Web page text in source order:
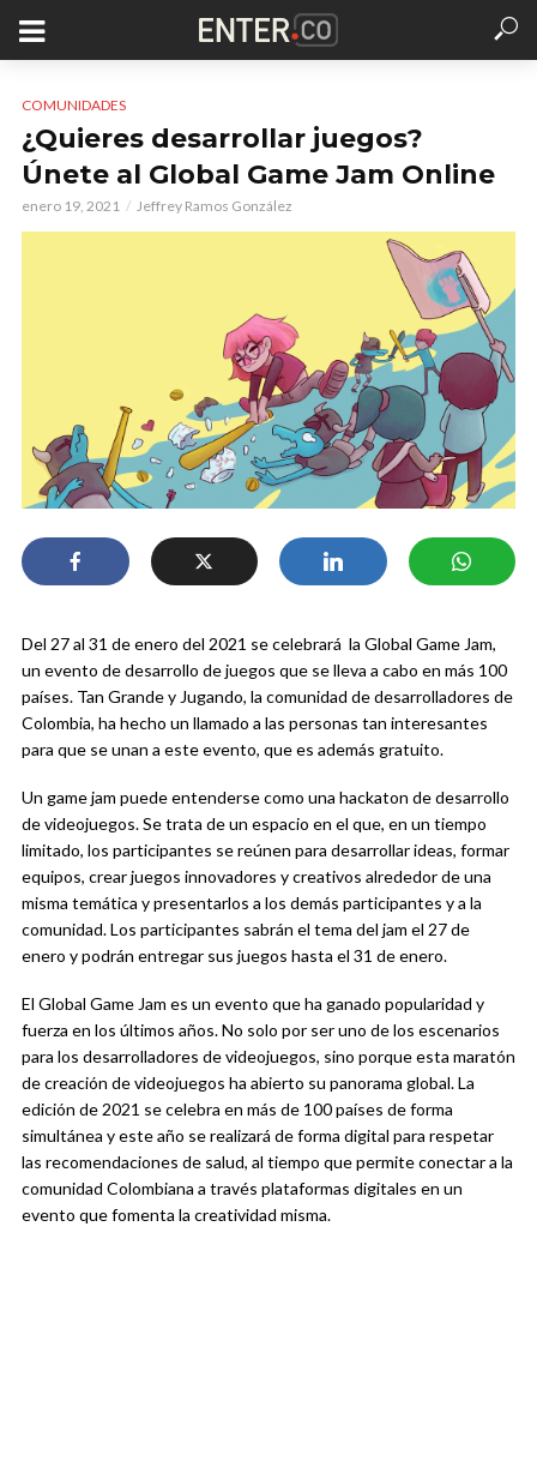
COMUNIDADES
¿Quieres desarrollar juegos?
Únete al Global Game Jam Online
enero 19, 2021 Jeffrey Ramos González
Del 27 al 31 de enero del 2021 se celebrará la Global Game Jam,
un evento de desarrollo de juegos que se lleva a cabo en más 100
países. Tan Grande y Jugando, la comunidad de desarrolladores de
Colombia, ha hecho un llamado a las personas tan interesantes
para que se unan a este evento, que es además gratuito.
Un game jam puede entenderse como una hackaton de desarrollo
de videojuegos. Se trata de un espacio en el que, en un tiempo
limitado, los participantes se reúnen para desarrollar ideas, formar
equipos, crear juegos innovadores y creativos alrededor de una
misma temática y presentarlos a los demás participantes y a la
comunidad. Los participantes sabrán el tema del jam el 27 de
enero y podrán entregar sus juegos hasta el 31 de enero.
El Global Game Jam es un evento que ha ganado popularidad y
fuerza en los últimos años. No solo por ser uno de los escenarios
para los desarrolladores de videojuegos, sino porque esta maratón
de creación de videojuegos ha abierto su panorama global. La
edición de 2021 se celebra en más de 100 países de forma
simultánea y este año se realizará de forma digital para respetar
las recomendaciones de salud, al tiempo que permite conectar a la
comunidad Colombiana a través plataformas digitales en un
evento que fomenta la creatividad misma.